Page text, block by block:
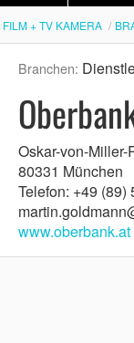
FILM + TV KAMERA
Branchen:
Oskar-von-Miller-
80331 München
Telefon: +49 (89)
www.oberbank.at